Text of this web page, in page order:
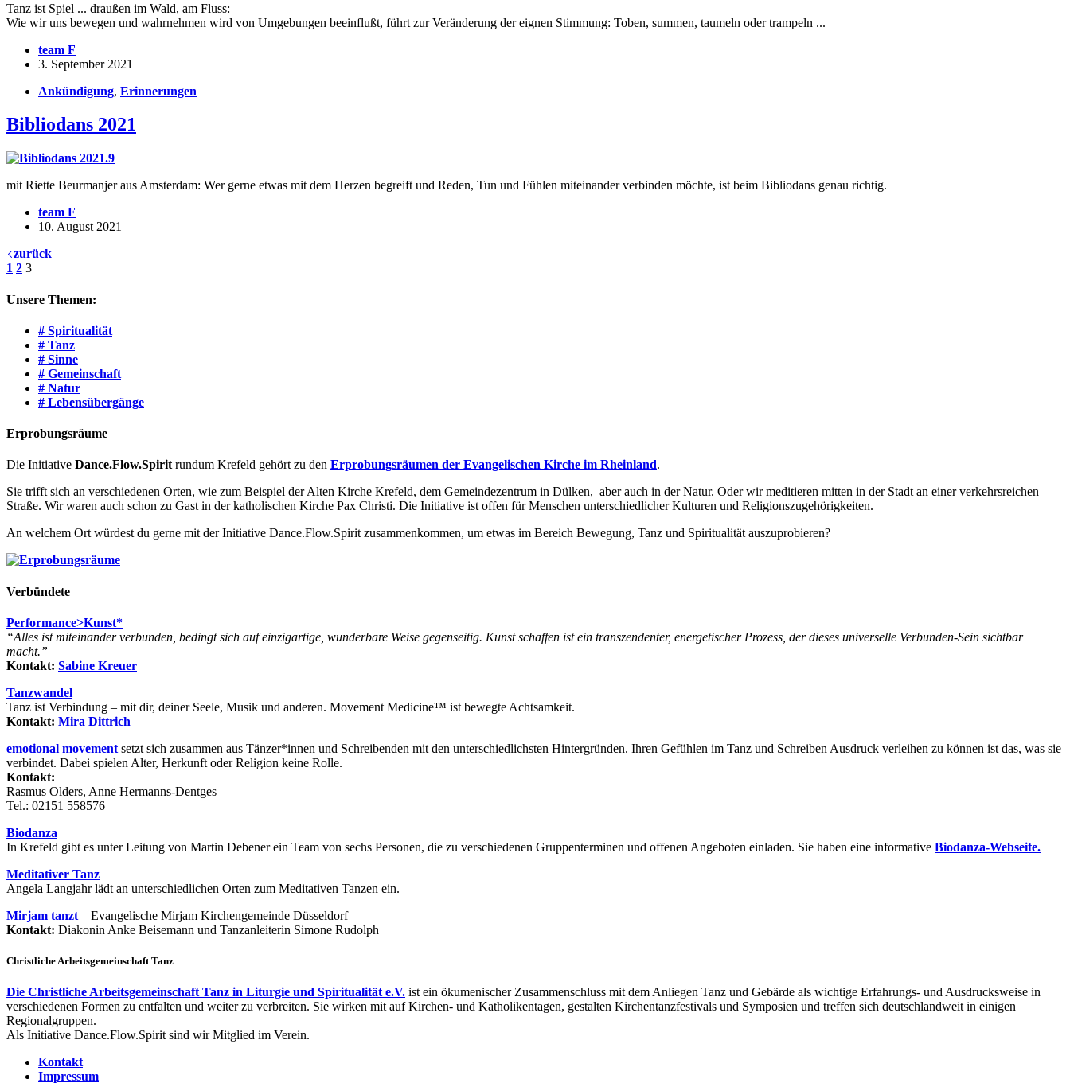
Tanz ist Spiel ... draußen im Wald, am Fluss:
Wie wir uns bewegen und wahrnehmen wird von Umgebungen beeinflußt, führt zur Veränderung der eignen Stimmung: Toben, summen, taumeln oder trampeln ...
team F
3. September 2021
Ankündigung, Erinnerungen
Bibliodans 2021
mit Riette Beurmanjer aus Amsterdam: Wer gerne etwas mit dem Herzen begreift und Reden, Tun und Fühlen miteinander verbinden möchte, ist beim Bibliodans genau richtig.
team F
10. August 2021
zurück
1 2 3
Unsere Themen:
# Spiritualität
# Tanz
# Sinne
# Gemeinschaft
# Natur
# Lebensübergänge
Erprobungsräume
Die Initiative Dance.Flow.Spiritrundum Krefeld gehört zu den Erprobungsräumen der Evangelischen Kirche im Rheinland.
Sie trifft sich an verschiedenen Orten, wie zum Beispiel der Alten Kirche Krefeld, dem Gemeindezentrum in Dülken, aber auch in der Natur. Oder wir meditieren mitten in der Stadt an einer verkehrsreichen
Straße. Wir waren auch schon zu Gast in der katholischen Kirche Pax Christi. Die Initiative ist offen für Menschen unterschiedlicher Kulturen und Religionszugehörigkeiten.
An welchem Ort würdest du gerne mit der Initiative Dance.Flow.Spirit zusammenkommen, um etwas im Bereich Bewegung, Tanz und Spiritualität auszuprobieren?
Verbündete
Performance>Kunst*
“Alles ist miteinander verbunden, bedingt sich auf einzigartige, wunderbare Weise gegenseitig. Kunst schaffen ist ein transzendenter, energetischer Prozess, der dieses universelle Verbunden-Sein sichtbar
macht.”
Kontakt: Sabine Kreuer
Tanzwandel
Tanz ist Verbindung – mit dir, deiner Seele, Musik und anderen. Movement Medicine™ ist bewegte Achtsamkeit.
Kontakt: Mira Dittrich
emotional movement setzt sich zusammen aus Tänzer*innen und Schreibenden mit den unterschiedlichsten Hintergründen. Ihren Gefühlen im Tanz und Schreiben Ausdruck verleihen zu können ist das, was sie
verbindet. Dabei spielen Alter, Herkunft oder Religion keine Rolle.
Kontakt:
Rasmus Olders, Anne Hermanns-Dentges
Tel.: 02151 558576
Biodanza
In Krefeld gibt es unter Leitung von Martin Debener ein Team von sechs Personen, die zu verschiedenen Gruppenterminen und offenen Angeboten einladen. Sie haben eine informative Biodanza-Webseite.
Meditativer Tanz
Angela Langjahr lädt an unterschiedlichen Orten zum Meditativen Tanzen ein.
Mirjam tanzt – Evangelische Mirjam Kirchengemeinde Düsseldorf
Kontakt: Diakonin Anke Beisemann und Tanzanleiterin Simone Rudolph
Christliche Arbeitsgemeinschaft Tanz
Die Christliche Arbeitsgemeinschaft Tanz in Liturgie und Spiritualität e.V. ist ein ökumenischer Zusammenschluss mit dem Anliegen Tanz und Gebärde als wichtige Erfahrungs- und Ausdrucksweise in
verschiedenen Formen zu entfalten und weiter zu verbreiten. Sie wirken mit auf Kirchen- und Katholikentagen, gestalten Kirchentanzfestivals und Symposien und treffen sich deutschlandweit in einigen
Regionalgruppen.
Als Initiative Dance.Flow.Spirit sind wir Mitglied im Verein.
Kontakt
Impressum